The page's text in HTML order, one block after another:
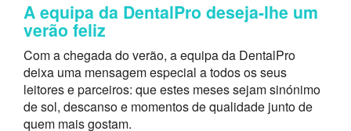
A equipa da DentalPro deseja-lhe um
verão feliz
Com a chegada do verão, a equipa da DentalPro
deixa uma mensagem especial a todos os seus
leitores e parceiros: que estes meses sejam sinónimo
de sol, descanso e momentos de qualidade junto de
quem mais gostam.